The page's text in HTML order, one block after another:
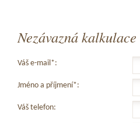
Nezávazná kalkulace
Váš e-mail*:
Jméno a příjmení*:
Váš telefon: